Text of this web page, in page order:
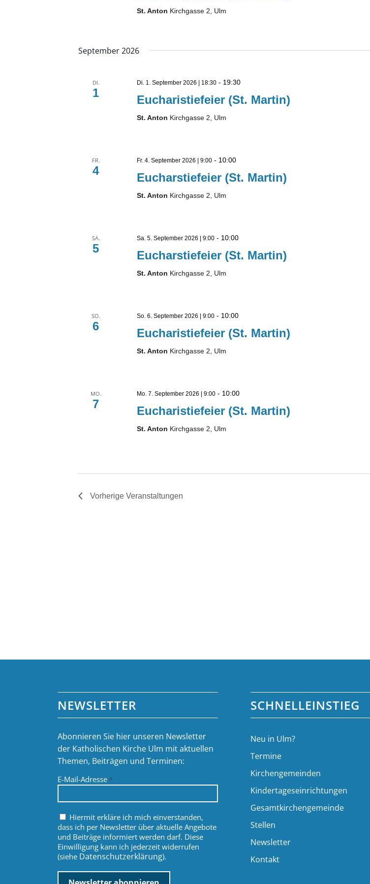
St. Anton Kirchgasse 2, Ulm
September 2026
DI.
1
Di. 1. September 2026 | 18:30 - 19:30
Eucharistiefeier (St. Martin)
St. Anton Kirchgasse 2, Ulm
FR.
4
Fr. 4. September 2026 | 9:00 - 10:00
Eucharstiefeier (St. Martin)
St. Anton Kirchgasse 2, Ulm
SA.
5
Sa. 5. September 2026 | 9:00 - 10:00
Eucharstiefeier (St. Martin)
St. Anton Kirchgasse 2, Ulm
SO.
6
So. 6. September 2026 | 9:00 - 10:00
Eucharistiefeier (St. Martin)
St. Anton Kirchgasse 2, Ulm
MO.
7
Mo. 7. September 2026 | 9:00 - 10:00
Eucharistiefeier (St. Martin)
St. Anton Kirchgasse 2, Ulm
VorherigeVeranstaltungen
NEWSLETTER
Abonnieren Sie hier unseren Newsletter
der Katholischen Kirche Ulm mit aktuellen
Themen, Beiträgen und Terminen:
E-Mail-Adresse*
Hiermit erkläre ich mich einverstanden,
dass ich per Newsletter über aktuelle Angebote
und Beiträge informiert werden darf. Diese
Einwilligung kann ich jederzeit widerrufen
(siehe Datenschutzerklärung).
SCHNELLEINSTIEG
Neu in Ulm?
Termine
Kirchengemeinden
Kindertageseinrichtungen
Gesamtkirchengemeinde
Stellen
Newsletter
Kontakt